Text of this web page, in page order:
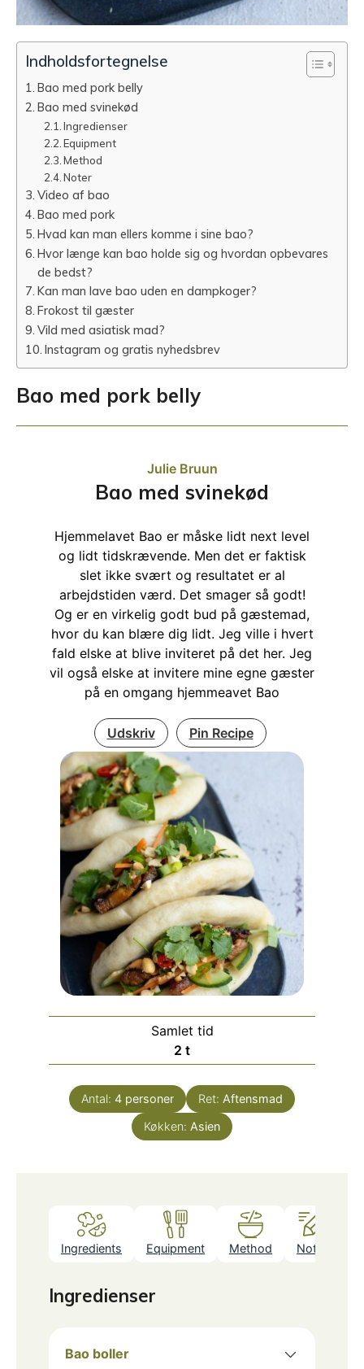
Indholdsfortegnelse
Bao med pork belly
Bao med svinekød
Ingredienser
Equipment
Method
Noter
Video af bao
Bao med pork
Hvad kan man ellers komme i sine bao?
Hvor længe kan bao holde sig og hvordan opbevares
de bedst?
Kan man lave bao uden en dampkoger?
Frokost til gæster
Vild med asiatisk mad?
Instagram og gratis nyhedsbrev
Bao med pork belly
Julie Bruun
Bao med svinekød
Hjemmelavet Bao er måske lidt next level
og lidt tidskrævende. Men det er faktisk
slet ikke svært og resultatet er al
arbejdstiden værd. Det smager så godt!
Og er en virkelig godt bud på gæstemad,
hvor du kan blære dig lidt. Jeg ville i hvert
fald elske at blive inviteret på det her. Jeg
vil også elske at invitere mine egne gæster
på en omgang hjemmeavet Bao
Udskriv Pin Recipe
Samlet tid
2 timer
t
Antal: 4 personer Ret: Aftensmad
Køkken: Asien
Ingredients Equipment Method Notes
Ingredienser
Bao boller